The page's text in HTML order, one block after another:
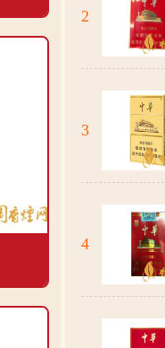
2
3
4